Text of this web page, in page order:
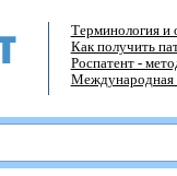
Терминология и
Как получить
Роспатент -
Международная